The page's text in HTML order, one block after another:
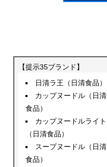
【提示35ブランド】
日清ラ王（日清食品）
カップヌードル（日清
食品）
カップヌードルライト
（日清食品）
スープヌードル（日清
食品）